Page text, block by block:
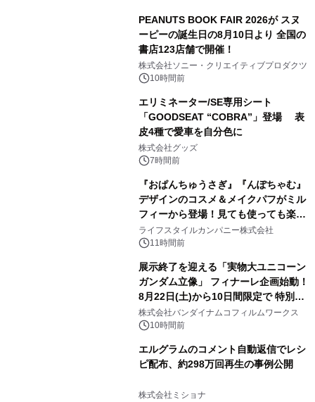
PEANUTS BOOK FAIR 2026が スヌ
ーピーの誕生日の8月10日より 全国の
書店123店舗で開催！
株式会社ソニー・クリエイティブプロダクツ
10時間前
エリミネーター/SE専用シート
「GOODSEAT “COBRA”」登場 表
皮4種で愛車を自分色に
株式会社グッズ
7時間前
『おぱんちゅうさぎ』『んぽちゃむ』
デザインのコスメ＆メイクパフがミル
フィーから登場！見ても使っても楽し
い、ポップでキュートなコレクショ
ン。
ライフスタイルカンパニー株式会社
11時間前
展示終了を迎える「実物大ユニコーン
ガンダム立像」 フィナーレ企画始動！
8月22日(土)から10日間限定で 特別映
像『UNICORN GUNDAM Statue ―
BEYOND POSSIBILITY ―』を上映！
株式会社バンダイナムコフィルムワークス
10時間前
エルグラムのコメント自動返信でレシ
ピ配布、約298万回再生の事例公開
株式会社ミショナ